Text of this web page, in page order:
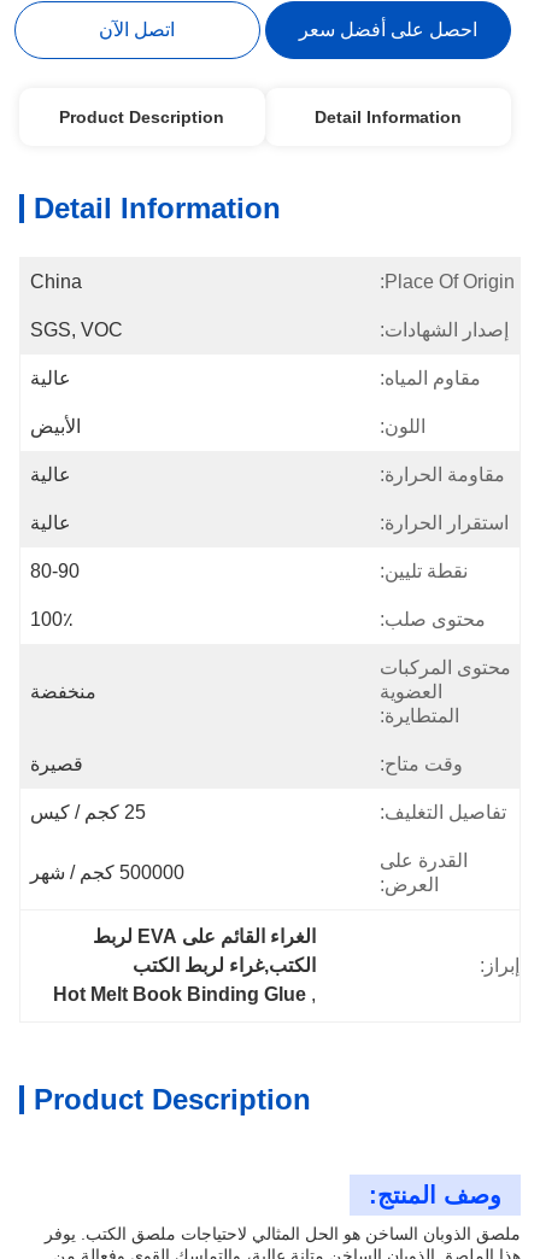
احصل على أفضل سعر اتصل الآن
Detail Information
Product Description
Detail Information
Place Of Origin:
China
إصدار الشهادات: SGS, VOC
مقاوم المياه: عالية
اللون: الأبيض
مقاومة الحرارة: عالية
استقرار الحرارة: عالية
نقطة تليين: 80-90
محتوى صلب: 100٪
محتوى المركبات
العضوية
المتطايرة:
منخفضة
وقت متاح: قصيرة
تفاصيل التغليف: 25 كجم / كيس
القدرة على
العرض:
500000 كجم / شهر
إبراز:
الغراء القائم على EVA لربط
الكتب,غراء لربط الكتب
,
Hot Melt Book Binding Glue
Product Description
وصف المنتج:
ملصق الذوبان الساخن هو الحل المثالي لاحتياجات ملصق الكتب. يوفر